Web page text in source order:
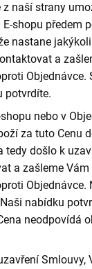
z naší strany
shopu předem
nastane
a
potvrdíte.
nebo v
za tuto Cenu
tedy došlo k
a zašleme
nabídku
neodpovídá